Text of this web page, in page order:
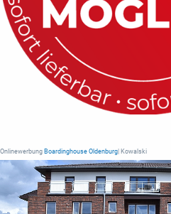
Onlinewerbung Boardinghouse Oldenburg | Kowalski